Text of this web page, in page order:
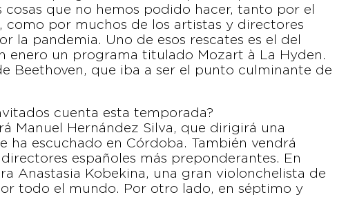
cosas que no hemos podido hacer, tanto por el
como por muchos de los artistas y directores
la pandemia. Uno de esos rescates es el del
enero un programa titulado Mozart à La Hyden.
Beethoven, que iba a ser el punto culminante de
cuenta esta temporada?
Manuel Hernández Silva, que dirigirá una
ha escuchado en Córdoba. También vendrá
españoles más preponderantes. En
Anastasia Kobekina, una gran violonchelista de
todo el mundo. Por otro lado, en séptimo y